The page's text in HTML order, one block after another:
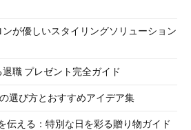
が優しいスタイリングソリューション
職 プレゼント完全ガイド
選び方とおすすめアイデア集
伝える：特別な日を彩る贈り物ガイド